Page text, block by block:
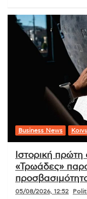
Business News
Ιστορική
«Τρωάδες»
05/08/2026, 12:52